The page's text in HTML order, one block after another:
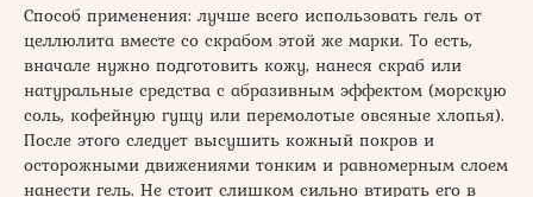
Способ применения: лучше всего использовать гель от
целлюлита вместе со скрабом этой же марки. То есть,
вначале нужно подготовить кожу, нанеся скраб или
натуральные средства с абразивным эффектом (морскую
соль, кофейную гущу или перемолотые овсяные хлопья).
После этого следует высушить кожный покров и
осторожными движениями тонким и равномерным слоем
нанести гель. Не стоит слишком сильно втирать его в